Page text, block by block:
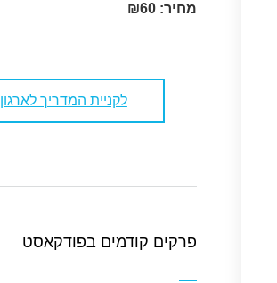
מחיר: ₪60
לקניית המדריך לארגון
פרקים קודמים בפודקאסט